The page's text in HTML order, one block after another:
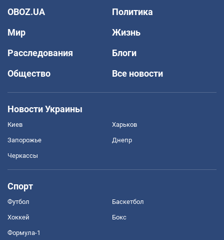
OBOZ.UA
Политика
Мир
Жизнь
Расследования
Блоги
Общество
Все новости
Новости Украины
Киев Харьков
Запорожье Днепр
Черкассы
Спорт
Футбол Баскетбол
Хоккей Бокс
Формула-1